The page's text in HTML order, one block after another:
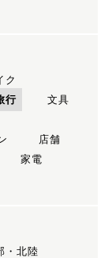
ク
行
文具
店舗
家電
・北陸